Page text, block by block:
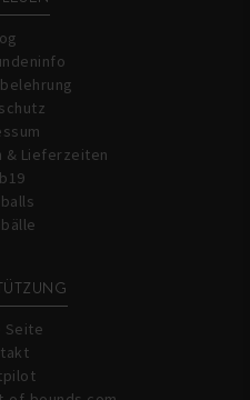
& Lieferzeiten
Seite